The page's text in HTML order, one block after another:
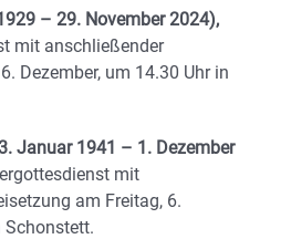
– 29. November 2024),
mit anschließender
Dezember, um 14.30 Uhr in
Januar 1941 – 1. Dezember
mit
am Freitag, 6.
Schonstett.